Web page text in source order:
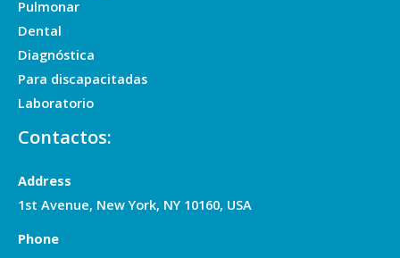
Pulmonar
Dental
Diagnóstica
Para discapacitadas
Laboratorio
Contactos:
Address
1st Avenue, New York, NY 10160, USA
Phone